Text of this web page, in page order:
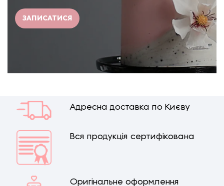
ЗАПИСАТИСЯ
Адресна доставка по Києву
Вся продукція сертифікована
Оригінальне оформлення